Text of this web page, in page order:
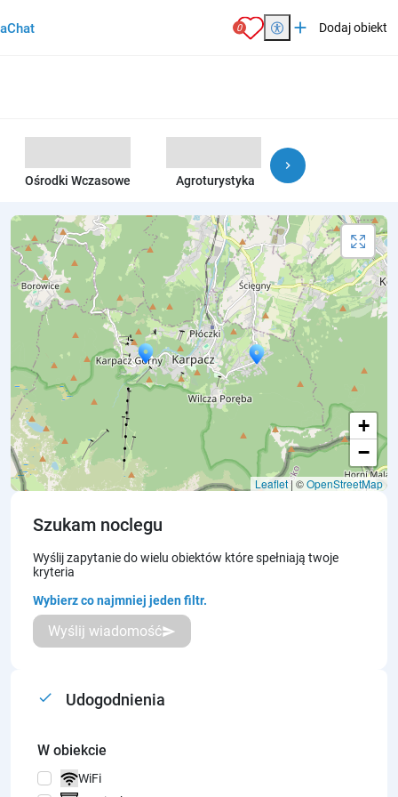
Chat 0 add Dodaj obiekt
Ośrodki Wczasowe Agroturystyka Pensjonaty, Wille
chevron_right
+
−
Leaflet| ©OpenStreetMap
Szukam noclegu
Wyślij zapytanie do wielu obiektów które spełniają twoje
kryteria
Wybierz co najmniej jeden filtr.
Wyślij wiadomośćsend
done Udogodnienia
W obiekcie
WiFi